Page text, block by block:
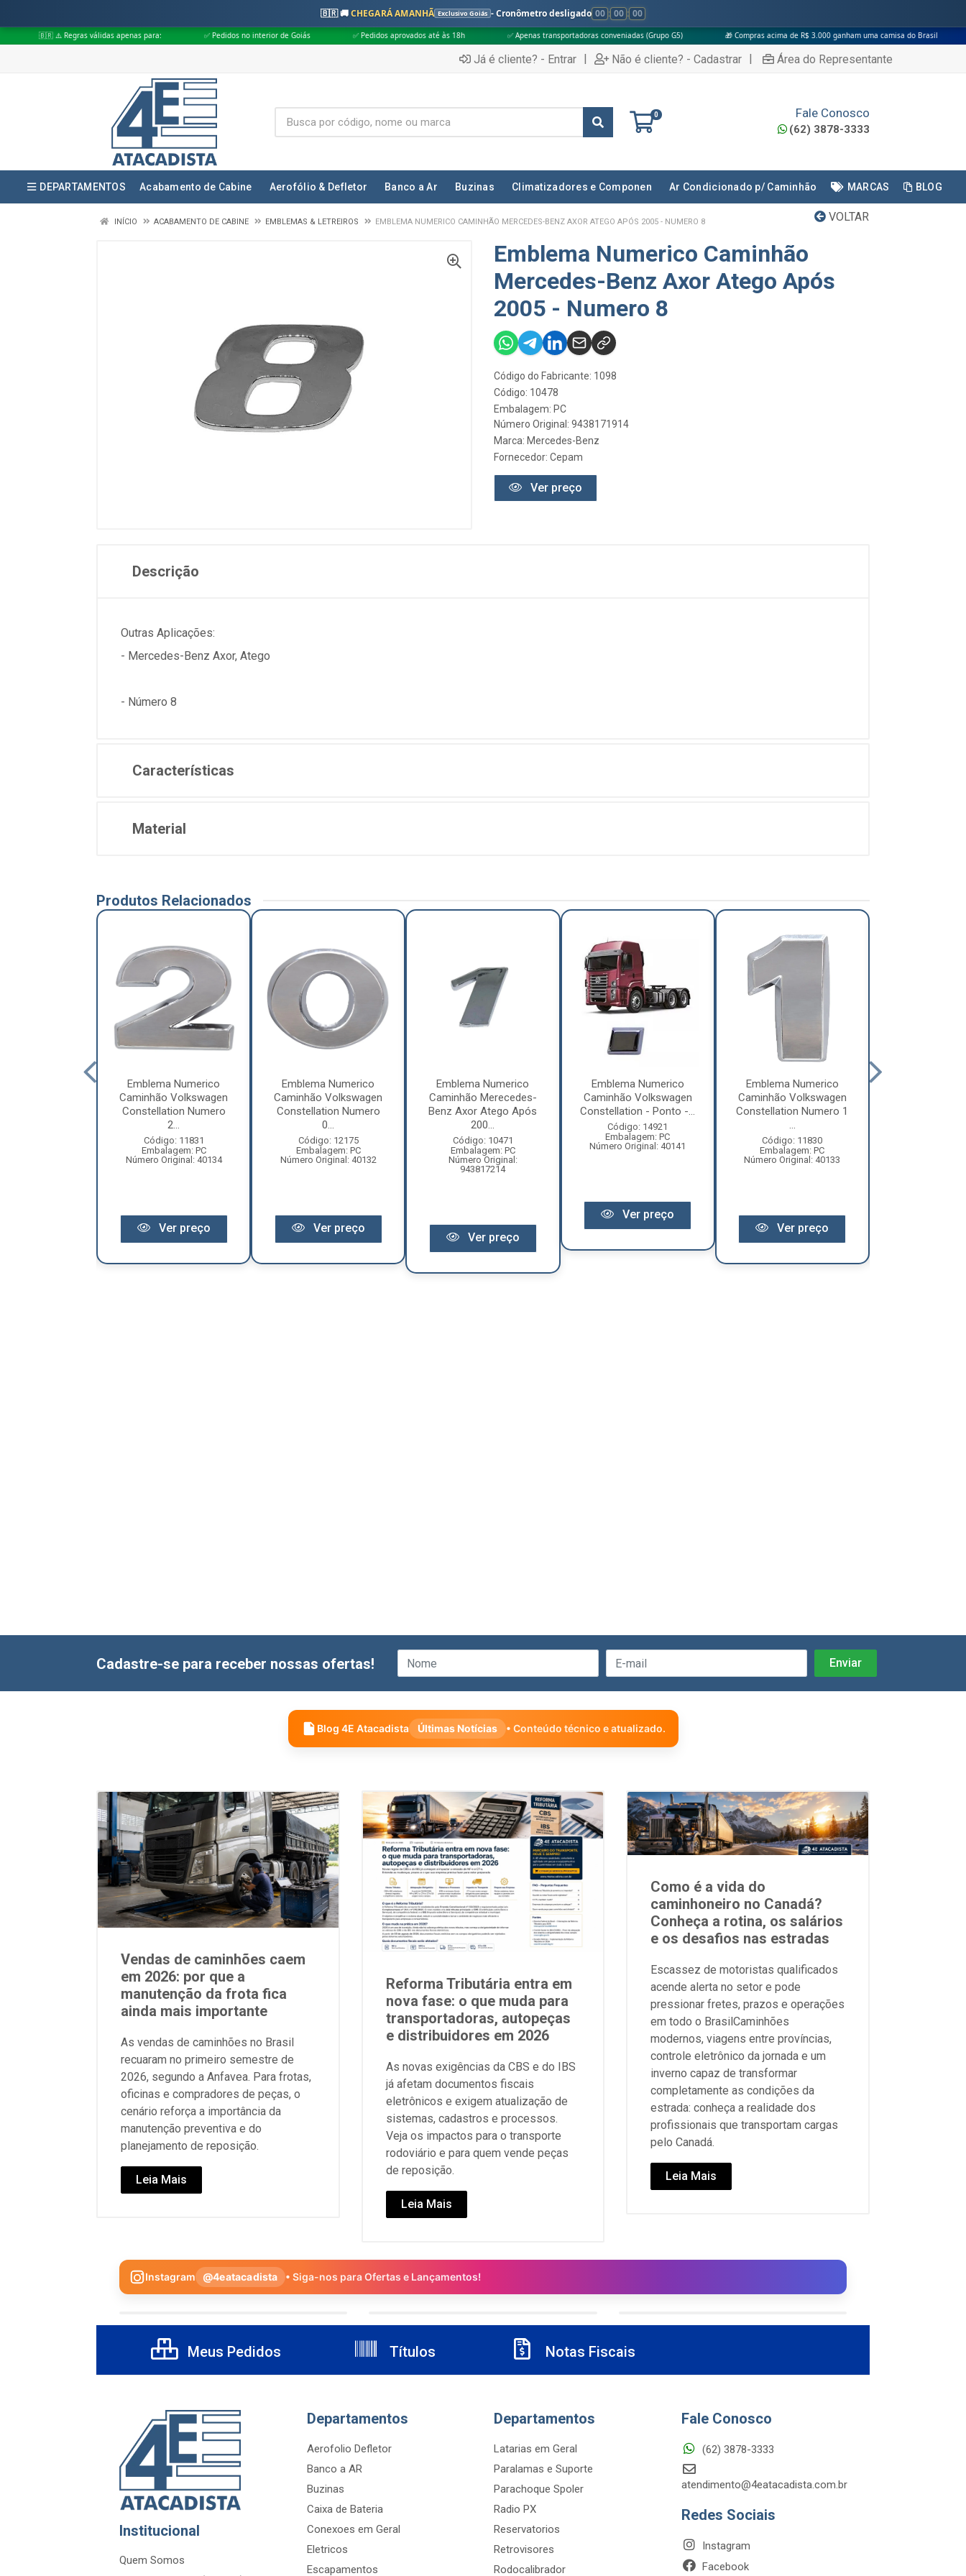
🇧🇷 🚚CHEGARÁ AMANHÃ Exclusivo Goiás - Cronômetro desligado 00 : 00 : 00
válidas apenas para: ✅ Pedidos no interior de Goiás ✅ Pedidos aprovados até às 18h ✅ Apenas transportadoras conveniadas (Grupo G5) 🎁 Compras acima de R$ 3.000 ganham uma camisa do Brasil
Já é cliente? - Entrar | Não é cliente? - Cadastrar | Área do Representante
0 Fale Conosco
(62) 3878-3333
DEPARTAMENTOS Acabamento de Cabine Aerofólio & Defletor Banco a Ar Buzinas Climatizadores e Componen Ar Condicionado p/ Caminhão MARCAS BLOG
VOLTAR
INÍCIO ACABAMENTO DE CABINE EMBLEMAS & LETREIROS EMBLEMA NUMERICO CAMINHÃO MERCEDES-BENZ AXOR ATEGO APÓS 2005 - NUMERO 8
Emblema Numerico Caminhão
Mercedes-Benz Axor Atego Após
2005 - Numero 8
Código do Fabricante: 1098
Código: 10478
Embalagem: PC
Número Original: 9438171914
Marca: Mercedes-Benz
Fornecedor: Cepam
Ver preço
Descrição
Outras Aplicações:
- Mercedes-Benz Axor, Atego
- Número 8
Características
Material
Produtos Relacionados
Emblema Numerico
Caminhão Volkswagen
Constellation Numero
2...
Código: 11831
Embalagem: PC
Número Original: 40134
Ver preço
Emblema Numerico
Caminhão Volkswagen
Constellation Numero
0...
Código: 12175
Embalagem: PC
Número Original: 40132
Ver preço
Emblema Numerico
Caminhão Merecedes-
Benz Axor Atego Após
200...
Código: 10471
Embalagem: PC
Número Original:
943817214
Ver preço
Emblema Numerico
Caminhão Volkswagen
Constellation - Ponto -...
Código: 14921
Embalagem: PC
Número Original: 40141
Ver preço
Emblema Numerico
Caminhão Volkswagen
Constellation Numero 1
...
Código: 11830
Embalagem: PC
Número Original: 40133
Ver preço
Cadastre-se para receber nossas ofertas!
Blog 4E Atacadista Últimas Notícias • Conteúdo técnico e atualizado.
Vendas de caminhões caem
em 2026: por que a
manutenção da frota fica
ainda mais importante
As vendas de caminhões no Brasil
recuaram no primeiro semestre de
2026, segundo a Anfavea. Para frotas,
oficinas e compradores de peças, o
cenário reforça a importância da
manutenção preventiva e do
planejamento de reposição.
Leia Mais
Reforma Tributária entra em
nova fase: o que muda para
transportadoras, autopeças
e distribuidores em 2026
As novas exigências da CBS e do IBS
já afetam documentos fiscais
eletrônicos e exigem atualização de
sistemas, cadastros e processos.
Veja os impactos para o transporte
rodoviário e para quem vende peças
de reposição.
Leia Mais
Como é a vida do
caminhoneiro no Canadá?
Conheça a rotina, os salários
e os desafios nas estradas
Escassez de motoristas qualificados
acende alerta no setor e pode
pressionar fretes, prazos e operações
em todo o BrasilCaminhões
modernos, viagens entre províncias,
controle eletrônico da jornada e um
inverno capaz de transformar
completamente as condições da
estrada: conheça a realidade dos
profissionais que transportam cargas
pelo Canadá.
Leia Mais
Instagram @4eatacadista • Siga-nos para Ofertas e Lançamentos!
Meus Pedidos Títulos Notas Fiscais
Institucional
Quem Somos
Departamentos
Aerofolio Defletor
Banco a AR
Buzinas
Caixa de Bateria
Conexoes em Geral
Eletricos
Escapamentos
Departamentos
Latarias em Geral
Paralamas e Suporte
Parachoque Spoler
Radio PX
Reservatorios
Retrovisores
Rodocalibrador
Fale Conosco
(62) 3878-3333
atendimento@4eatacadista.com.br
Redes Sociais
Instagram
Facebook